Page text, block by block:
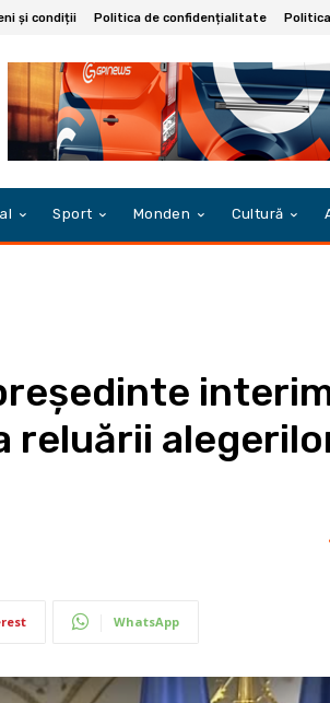
și condiții Politica de confidențialitate
Sport Monden Cultură
reluării
WhatsApp